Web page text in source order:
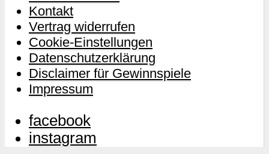
Kontakt
Vertrag widerrufen
Cookie-Einstellungen
Datenschutzerklärung
Disclaimer für Gewinnspiele
Impressum
facebook
instagram